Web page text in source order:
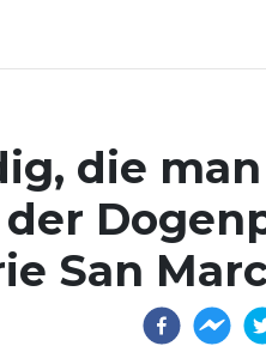
die
San